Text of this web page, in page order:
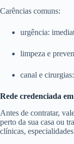
Carências comuns:
urgência:
limpeza e
canal e
Rede credenciada
Antes de contratar,
perto da sua casa ou
clínicas,